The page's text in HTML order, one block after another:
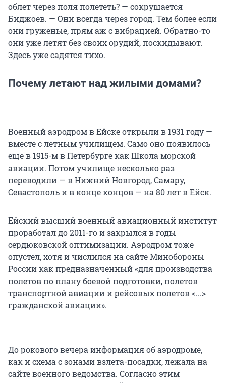
облет через поля полететь? — сокрушается
Биджоев. — Они всегда через город. Тем более если
они груженые, прям аж с вибрацией. Обратно-то
они уже летят без своих орудий, поскидывают.
Здесь уже садятся тихо.
Почему летают над жилыми домами?
Военный аэродром в Ейске открыли в 1931 году —
вместе с летным училищем. Само оно появилось
еще в 1915-м в Петербурге как Школа морской
авиации. Потом училище несколько раз
переводили — в Нижний Новгород, Самару,
Севастополь и в конце концов — на 80 лет в Ейск.
Ейский высший военный авиационный институт
проработал до 2011-го и закрылся в годы
сердюковской оптимизации. Аэродром тоже
опустел, хотя и числился на сайте Минобороны
России как предназначенный «для производства
полетов по плану боевой подготовки, полетов
транспортной авиации и рейсовых полетов <...>
гражданской авиации».
До рокового вечера информация об аэродроме,
как и схема с зонами взлета-посадки, лежала на
сайте военного ведомства. Согласно этим